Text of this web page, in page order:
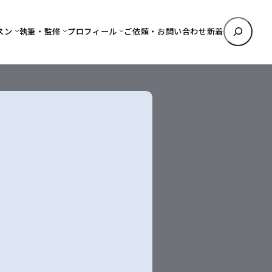
ン 執筆・監修 プロフィール ご依頼・お問い合わせ新着
検
索